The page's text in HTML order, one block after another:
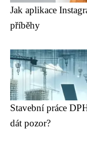
Jak aplikace
příběhy
Stavební práce
dát pozor?